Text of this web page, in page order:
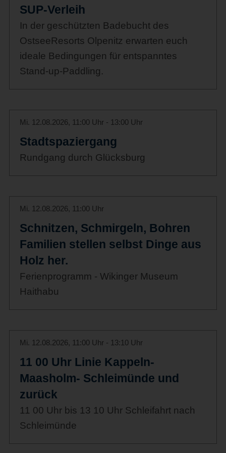
SUP-Verleih
In der geschützten Badebucht des
OstseeResorts Olpenitz erwarten euch
ideale Bedingungen für entspanntes
Stand-up-Paddling.
Mi. 12.08.2026, 11:00 Uhr - 13:00 Uhr
Stadtspaziergang
Rundgang durch Glücksburg
Mi. 12.08.2026, 11:00 Uhr
Schnitzen, Schmirgeln, Bohren
Familien stellen selbst Dinge aus
Holz her.
Ferienprogramm - Wikinger Museum
Haithabu
Mi. 12.08.2026, 11:00 Uhr - 13:10 Uhr
11 00 Uhr Linie Kappeln-
Maasholm- Schleimünde und
zurück
11 00 Uhr bis 13 10 Uhr Schleifahrt nach
Schleimünde